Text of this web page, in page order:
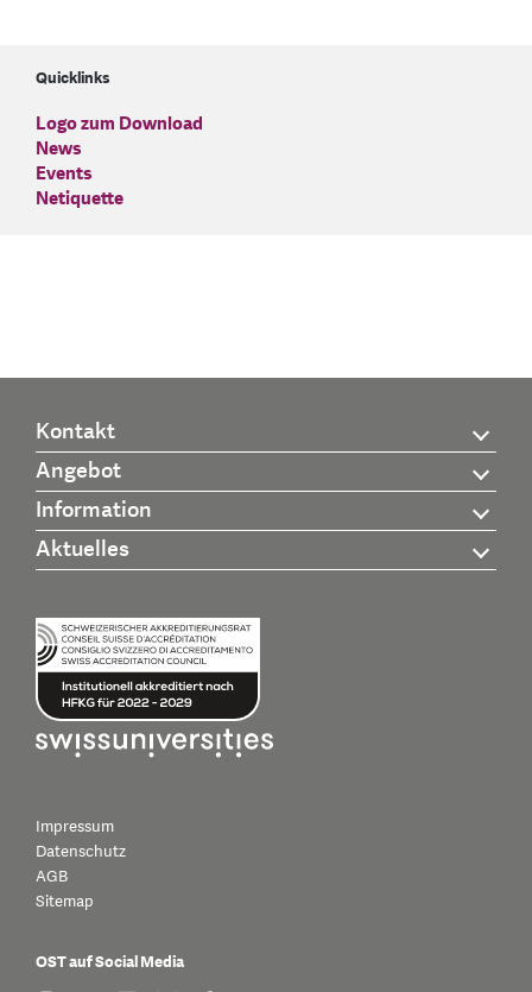
Quicklinks
Logo zum Download
News
Events
Netiquette
Kontakt
Angebot
Information
Aktuelles
Impressum
Datenschutz
AGB
Sitemap
OST auf Social Media